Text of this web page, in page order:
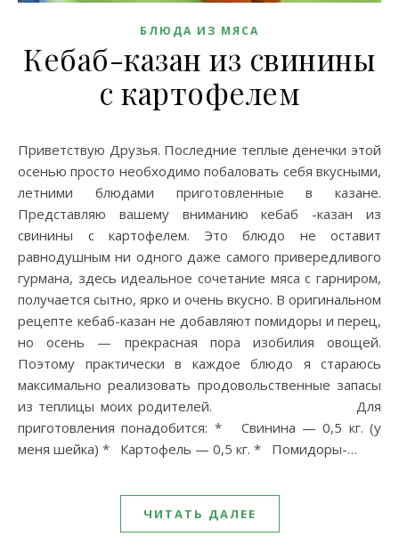
БЛЮДА ИЗ МЯСА
Кебаб-казан из свинины
с картофелем
Приветствую Друзья. Последние теплые денечки этой
осенью просто необходимо побаловать себя вкусными,
летними блюдами приготовленные в казане.
Представляю вашему вниманию кебаб -казан из
свинины с картофелем. Это блюдо не оставит
равнодушным ни одного даже самого привередливого
гурмана, здесь идеальное сочетание мяса с гарниром,
получается сытно, ярко и очень вкусно. В оригинальном
рецепте кебаб-казан не добавляют помидоры и перец,
но осень — прекрасная пора изобилия овощей.
Поэтому практически в каждое блюдо я стараюсь
максимально реализовать продовольственные запасы
из теплицы моих родителей. Для
приготовления понадобится: * Свинина — 0,5 кг. (у
меня шейка) * Картофель — 0,5 кг. * Помидоры-…
ЧИТАТЬ ДАЛЕЕ